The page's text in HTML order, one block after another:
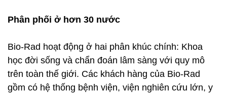
Phân phối ở hơn 30 nước
Bio-Rad hoạt động ở hai phân khúc chính: Khoa
học đời sống và chẩn đoán lâm sàng với quy mô
trên toàn thế giới. Các khách hàng của Bio-Rad
gồm có hệ thống bệnh viện, viện nghiên cứu lớn, y